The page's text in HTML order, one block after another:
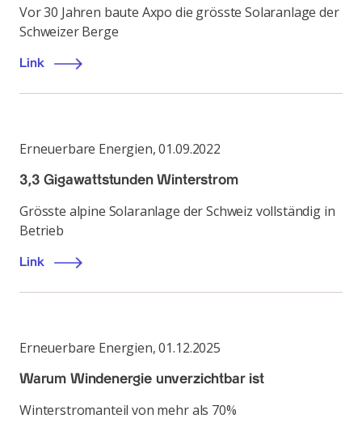
Vor 30 Jahren baute Axpo die grösste Solaranlage der
Schweizer Berge
Link
Erneuerbare Energien,01.09.2022
3,3 Gigawattstunden Winterstrom
Grösste alpine Solaranlage der Schweiz vollständig in
Betrieb
Link
Erneuerbare Energien,01.12.2025
Warum Windenergie unverzichtbar ist
Winterstromanteil von mehr als 70%